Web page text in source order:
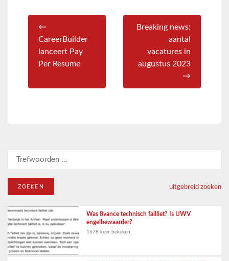
←
CareerBuilder
lanceert Pay
Per Resume
Breaking news:
aantal
vacatures in
augustus 2023
→
Zoeken naar:
uitgebreid zoeken
Was 8vance technisch failliet? Is UWV
engelbewaarder?
1678 keer bekeken